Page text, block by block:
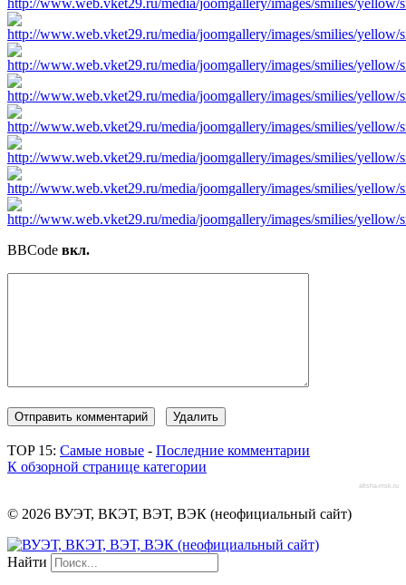
BBCode вкл.
TOP 15: Самые новые - Последние комментарии
К обзорной странице категории
afisha-msk.ru
© 2026 ВУЭТ, ВКЭТ, ВЭТ, ВЭК (неофициальный сайт)
Найти